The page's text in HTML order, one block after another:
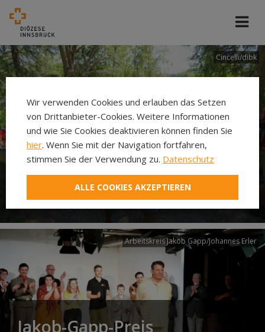
Cincelli/dibk
Neuer Pilgerweg Via
Laudato si’
Arbeitskreis Jakob Gapp/Johannes Erler
Jakob-Gapp-Preis
Wir verwenden Cookies und erlauben das Setzen
von Drittanbieter-Cookies. Weitere Informationen
und wie Sie Cookies deaktivieren können finden Sie
hier. Wenn Sie mit der Navigation fortfahren,
stimmen Sie der Verwendung zu. Datenschutz
ALLE COOKIES AKZEPTIEREN